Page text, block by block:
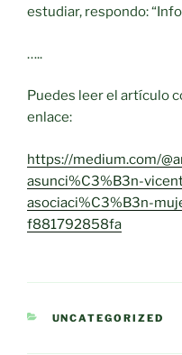
estudiar, respondo:
…..
Puedes leer el artículo
enlace:
https://medium.com/
asunci%C3%B3n-
asociaci%C3%B3n-
f881792858fa
CATEGORÍAS
UNCATEGORIZED